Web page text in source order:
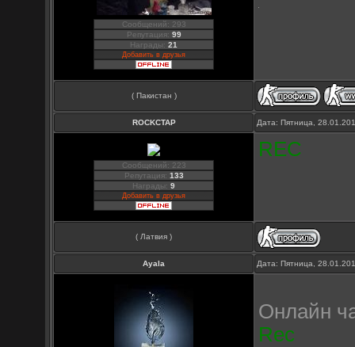
Сообщений: 293
Репутация: 99
Награды:21
Добавить в друзья
( Пакистан )
ROCKCTAP Дата: Пятница,
Сообщений: 223
Репутация: 133
Награды:9
Добавить в друзья
REC
( Латвия )
Ayala Дата: Пятница,
Онлайн
Rec